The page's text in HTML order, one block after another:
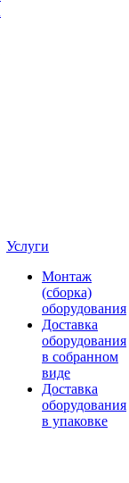
Услуги
Монтаж
(сборка)
оборудования
Доставка
оборудования
в собранном
виде
Доставка
оборудования
в упаковке